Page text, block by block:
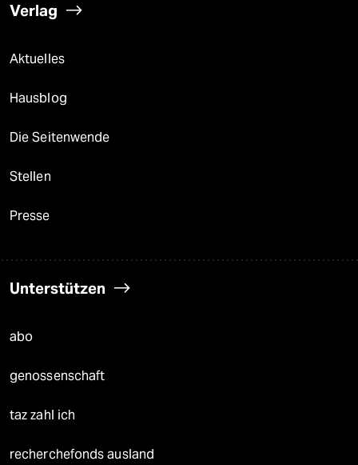
Verlag
Aktuelles
Hausblog
Die Seitenwende
Stellen
Presse
Unterstützen
abo
genossenschaft
taz zahl ich
recherchefonds ausland